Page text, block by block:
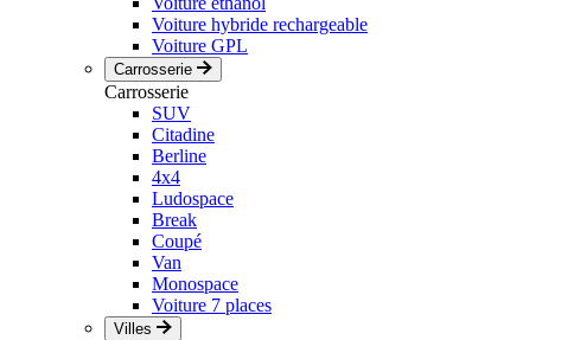
Voiture hybride rechargeable
Voiture GPL
Carrosserie
Carrosserie
SUV
Citadine
Berline
4x4
Ludospace
Break
Coupé
Van
Monospace
Voiture 7 places
Villes